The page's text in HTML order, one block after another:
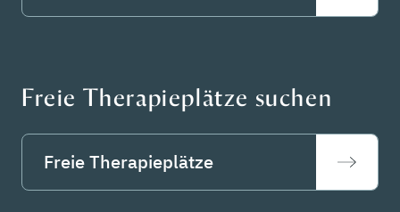
Freie Therapieplätze suchen
Freie Therapieplätze